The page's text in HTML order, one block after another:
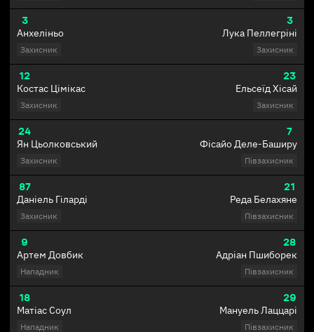
3
Анхеліньо
Захисник
12
Костас Цімікас
Захисник
24
Ян Цьолковський
Захисник
87
Даніель Гіларді
Захисник
9
Артем Довбик
Нападник
18
Матіас Соул
Нападник
3
Лука Пеллегріні
Захисник
23
Ельсеїд Хісай
Захисник
7
Фісайо Деле-Баширу
Півзахисник
21
Реда Белахяне
Півзахисник
28
Адріан Пшиборек
Півзахисник
29
Мануель Лаццарі
Півзахисник